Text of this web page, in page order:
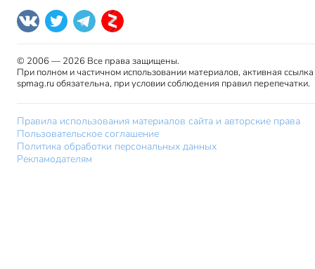
© 2006 — 2026 Все права защищены.
При полном и частичном использовании материалов, активная
spmag.ru обязательна, при условии соблюдения правил перепечатки.
Правила использования материалов сайта и авторские права
Пользовательское соглашение
Политика обработки персональных данных
Рекламодателям